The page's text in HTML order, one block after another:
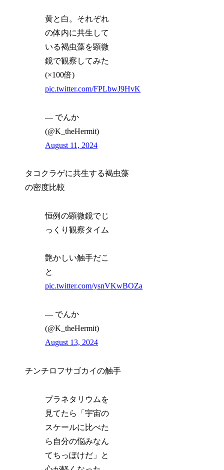
黄と白。それぞれ
の体内に共生して
いる褐虫藻を顕微
鏡で観察してみた
(×100倍)
pic.twitter.com/FPLbwJ9HvK
— でんか
(@K_theHermit)
August 11, 2024
タコクラゲに共生する褐虫藻
の密度比較
恒例の顕微鏡でじ
っくり観察タイム
艶かしい触手だこ
と
pic.twitter.com/ysnVKwBOZa
— でんか
(@K_theHermit)
August 13, 2024
チンチロフサゴカイの触手
プラネタリウムを
見てたら「宇宙の
スケールに比べた
ら自分の悩みなん
てちっぽけだ」と